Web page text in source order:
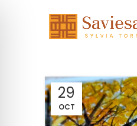
29
OCT